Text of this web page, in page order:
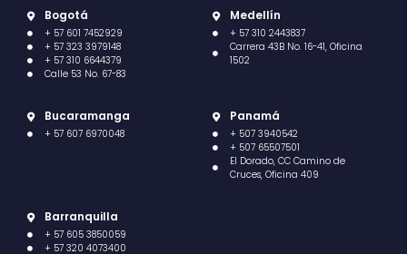
Bogotá
+ 57 601 7452929
+ 57 323 3979148
+ 57 310 6644379
Calle 53 No. 67-83
Medellín
+ 57 310 2443837
Carrera 43B No. 16-41, Oficina
1502
Bucaramanga
+ 57 607 6970048
Panamá
+ 507 3940542
+ 507 65507501
El Dorado, CC Camino de
Cruces, Oficina 409
Barranquilla
+ 57 605 3850059
+ 57 320 4073400